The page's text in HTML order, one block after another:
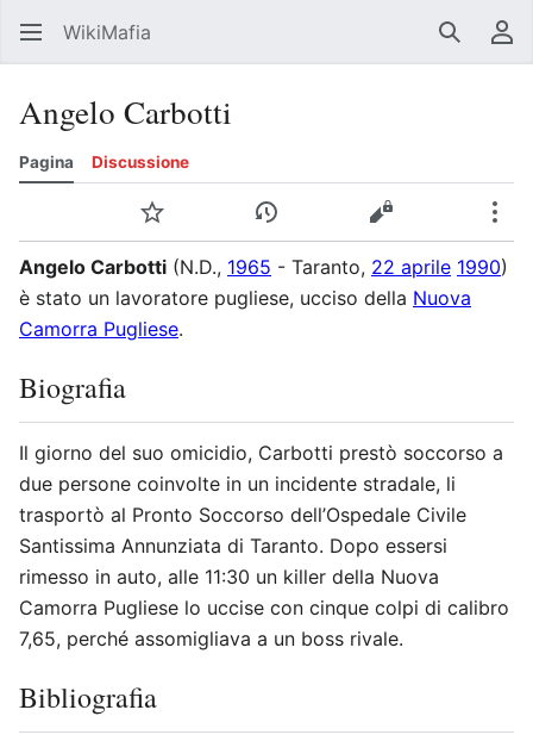
WikiMafia Ricerca
Angelo Carbotti
Pagina Discussione
Segui Cronologia Visualizza
Angelo Carbotti (N.D., 1965 - Taranto, 22 aprile 1990)
è stato un lavoratore pugliese, ucciso della Nuova
Camorra Pugliese.
Biografia
Il giorno del suo omicidio, Carbotti prestò soccorso a
due persone coinvolte in un incidente stradale, li
trasportò al Pronto Soccorso dell’Ospedale Civile
Santissima Annunziata di Taranto. Dopo essersi
rimesso in auto, alle 11:30 un killer della Nuova
Camorra Pugliese lo uccise con cinque colpi di calibro
7,65, perché assomigliava a un boss rivale.
Bibliografia